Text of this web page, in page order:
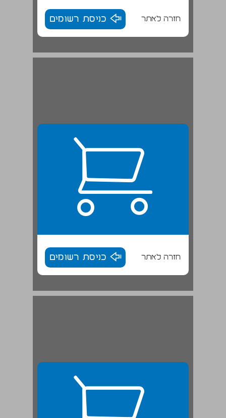
חזרה לאתר כניסת רשומים
חזרה לאתר כניסת רשומים
ירושלים כעיר מקודשת לנוצרים במהלך המאה הרביעית ... 24